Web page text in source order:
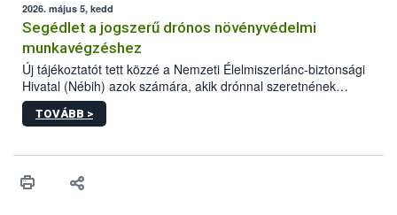
mennyiségének esetenként a kezelt terményeken is jelen kell
lennie. Nem minden élelmiszer tartalmaz szermaradékot.
Azokban az élelmiszerekben is, melyekben kimutathatóak,
általában csak nagyon kis mennyiségben vannak jelen, így nem
jelenthetnek kockázatot a fogyasztó egészségére nézve.
2026. május 5, kedd
Segédlet a jogszerű drónos növényvédelmi
munkavégzéshez
Új tájékoztatót tett közzé a Nemzeti Élelmiszerlánc-biztonsági
Hivatal (Nébih) azok számára, akik drónnal szeretnének
növényvédelmi vagy tápanyag-gazdálkodási tevékenységet
végezni Magyarországon. Az összefoglaló részletesen
műszaki és hatósági feltételek.
TOVÁBB >